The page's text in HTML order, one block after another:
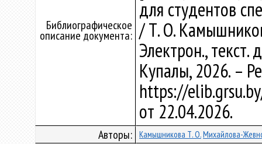
Библиографическое
описание документа:
для студентов
/ Т. О.
Электрон., текст.
Купалы, 2026. –
https://
от 22.04.2026.
Авторы: Камышникова Т. О.Михайлова-